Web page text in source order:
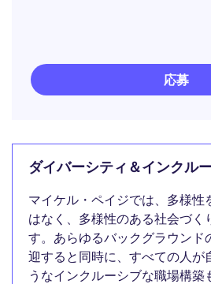
応募
ダイバーシティ＆インクル
マイケル・ペイジでは、多様性
はなく、多様性のある社会づく
す。あらゆるバックグラウンド
迎すると同時に、すべての人が
うなインクルーシブな職場構築